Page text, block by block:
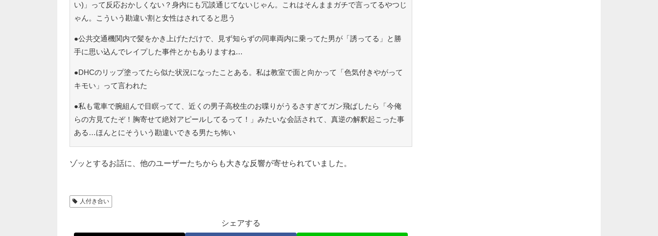
い)」って反応おかしくない？身内にも冗談通じてないじゃん。これはそんままガチで言ってるやつじ
ゃん。こういう勘違い割と女性はされてると思う
●公共交通機関内で髪をかき上げただけで、見ず知らずの同車両内に乗ってた男が「誘ってる」と勝
手に思い込んでレイプした事件とかもありますね…
●DHCのリップ塗ってたら似た状況になったことある。私は教室で面と向かって「色気付きやがって
キモい」って言われた
●私も電車で腕組んで目瞑ってて、近くの男子高校生のお喋りがうるさすぎてガン飛ばしたら「今俺
らの方見てたぞ！胸寄せて絶対アピールしてるって！」みたいな会話されて、真逆の解釈起こった事
ある…ほんとにそういう勘違いできる男たち怖い
ゾッとするお話に、他のユーザーたちからも大きな反響が寄せられていました。
人付き合い
シェアする